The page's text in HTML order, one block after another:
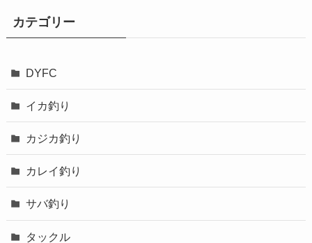
カテゴリー
DYFC
イカ釣り
カジカ釣り
カレイ釣り
サバ釣り
タックル